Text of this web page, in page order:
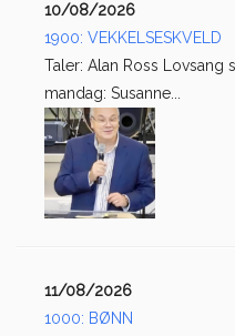
10/08/2026
1900: VEKKELSESKVELD
Taler: Alan Ross Lovsang
mandag: Susanne...
11/08/2026
1000: BØNN